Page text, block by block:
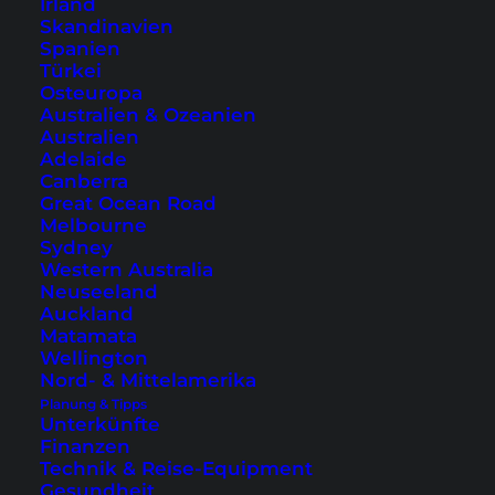
Irland
Skandinavien
Spanien
Türkei
Osteuropa
Australien & Ozeanien
Australien
Adelaide
Canberra
Great Ocean Road
Melbourne
Sydney
Western Australia
Neuseeland
Auckland
Matamata
Wellington
Nord- & Mittelamerika
Planung & Tipps
Unterkünfte
Finanzen
Technik & Reise-Equipment
Gesundheit
Dachterrasse, Zimmer und Café im
Abest (Fotos © mit freundlicher Genehmigung vom Hotel Sui
Akasaka by Abest)
Beliebte Stadtteile zum Übernachten sind in
Tokio unter anderem Shinjuku, Akihabara oder
Asakusa. Weitere Hotels in den anderen
Stadtteilen von Tokio findest du